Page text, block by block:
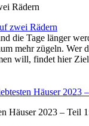
zwei Rädern
die Tage länger
mehr zügeln. Wer
will, findet hier
Häuser 2023